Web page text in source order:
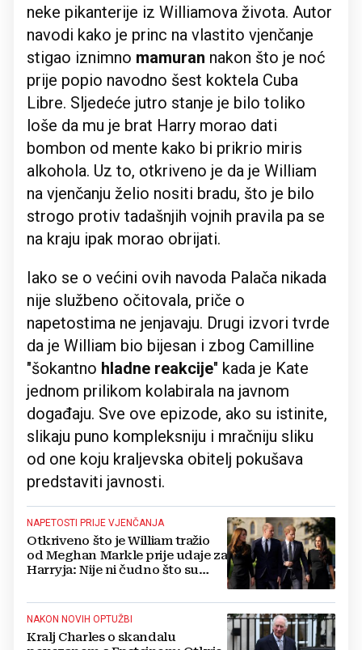
neke pikanterije iz Williamova života. Autor
navodi kako je princ na vlastito vjenčanje
stigao iznimno mamuran nakon što je noć
prije popio navodno šest koktela Cuba
Libre. Sljedeće jutro stanje je bilo toliko
loše da mu je brat Harry morao dati
bombon od mente kako bi prikrio miris
alkohola. Uz to, otkriveno je da je William
na vjenčanju želio nositi bradu, što je bilo
strogo protiv tadašnjih vojnih pravila pa se
na kraju ipak morao obrijati.
Iako se o većini ovih navoda Palača nikada
nije službeno očitovala, priče o
napetostima ne jenjavaju. Drugi izvori tvrde
da je William bio bijesan i zbog Camilline
"šokantno hladne reakcije" kada je Kate
jednom prilikom kolabirala na javnom
događaju. Sve ove epizode, ako su istinite,
slikaju puno kompleksniju i mračniju sliku
od one koju kraljevska obitelj pokušava
predstaviti javnosti.
NAPETOSTI PRIJE VJENČANJA
Otkriveno što je William tražio
od Meghan Markle prije udaje za
Harryja: Nije ni čudno što su
NAKON NOVIH OPTUŽBI
Kralj Charles o skandalu